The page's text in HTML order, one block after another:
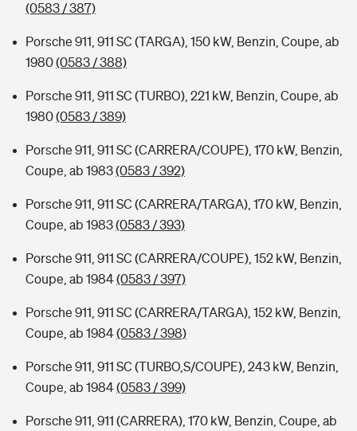
(0583 / 387)
Porsche 911, 911 SC (TARGA), 150 kW, Benzin, Coupe, ab
1980(0583 / 388)
Porsche 911, 911 SC (TURBO), 221 kW, Benzin, Coupe, ab
1980(0583 / 389)
Porsche 911, 911 SC (CARRERA/COUPE), 170 kW, Benzin,
Coupe, ab 1983(0583 / 392)
Porsche 911, 911 SC (CARRERA/TARGA), 170 kW, Benzin,
Coupe, ab 1983(0583 / 393)
Porsche 911, 911 SC (CARRERA/COUPE), 152 kW, Benzin,
Coupe, ab 1984(0583 / 397)
Porsche 911, 911 SC (CARRERA/TARGA), 152 kW, Benzin,
Coupe, ab 1984(0583 / 398)
Porsche 911, 911 SC (TURBO,S/COUPE), 243 kW, Benzin,
Coupe, ab 1984(0583 / 399)
Porsche 911, 911 (CARRERA), 170 kW, Benzin, Coupe, ab